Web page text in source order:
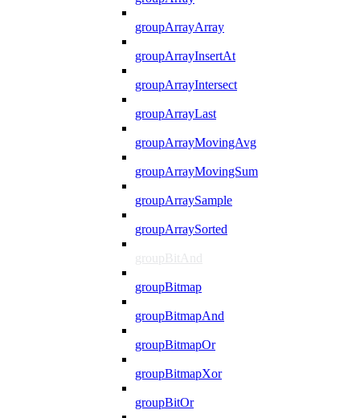
groupArrayArray
groupArrayInsertAt
groupArrayIntersect
groupArrayLast
groupArrayMovingAvg
groupArrayMovingSum
groupArraySample
groupArraySorted
groupBitAnd
groupBitmap
groupBitmapAnd
groupBitmapOr
groupBitmapXor
groupBitOr